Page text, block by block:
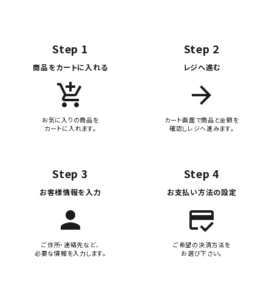
Step 1
商品をカートに入れる
add_shopping_cart
お気に入りの商品を
カートに入れます。
Step 2
レジへ進む
arrow_forward
カート画面で商品と金額を
確認しレジへ進みます。
Step 3
お客様情報を入力
person
ご住所・連絡先など、
必要な情報を入力します。
Step 4
お支払い方法の設定
credit_score
ご希望の決済方法を
お選び下さい。